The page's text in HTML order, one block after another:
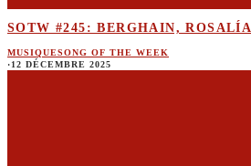
SOTW #245: BERGHAIN, ROSALÍA
MUSIQUESONG OF THE WEEK
·12 DÉCEMBRE 2025